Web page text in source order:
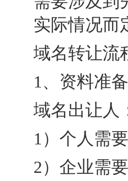
实际情况而
域名转让流
1、资料准备
域名出让人
1 ）个人需
2）企业需